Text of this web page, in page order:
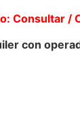
Consultar /
con